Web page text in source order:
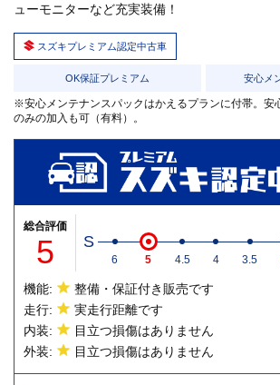
ューモニターなど充実装備！
スズキプレミアム認定中古車
OK保証プレミアム 安心メ
※安心メンテナンスパックはかえるプランに付帯。安
のみの加入も可（有料）。
総合評価
5 S
6 5 4.5 4 3.5
機能:
整備・保証付き販売です
走行:
実走行距離です
内装:
目立つ損傷はありません
外装:
目立つ損傷はありません